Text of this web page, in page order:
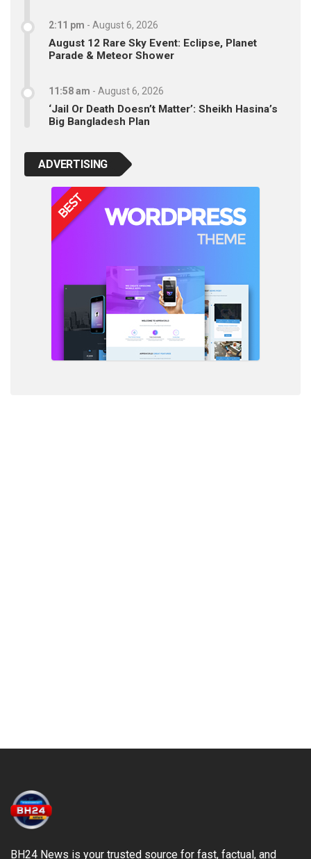
2:11 pm - August 6, 2026
August 12 Rare Sky Event: Eclipse, Planet
Parade & Meteor Shower
11:58 am - August 6, 2026
‘Jail Or Death Doesn’t Matter’: Sheikh Hasina’s
Big Bangladesh Plan
ADVERTISING
BH24 News is your trusted source for fast, factual, and